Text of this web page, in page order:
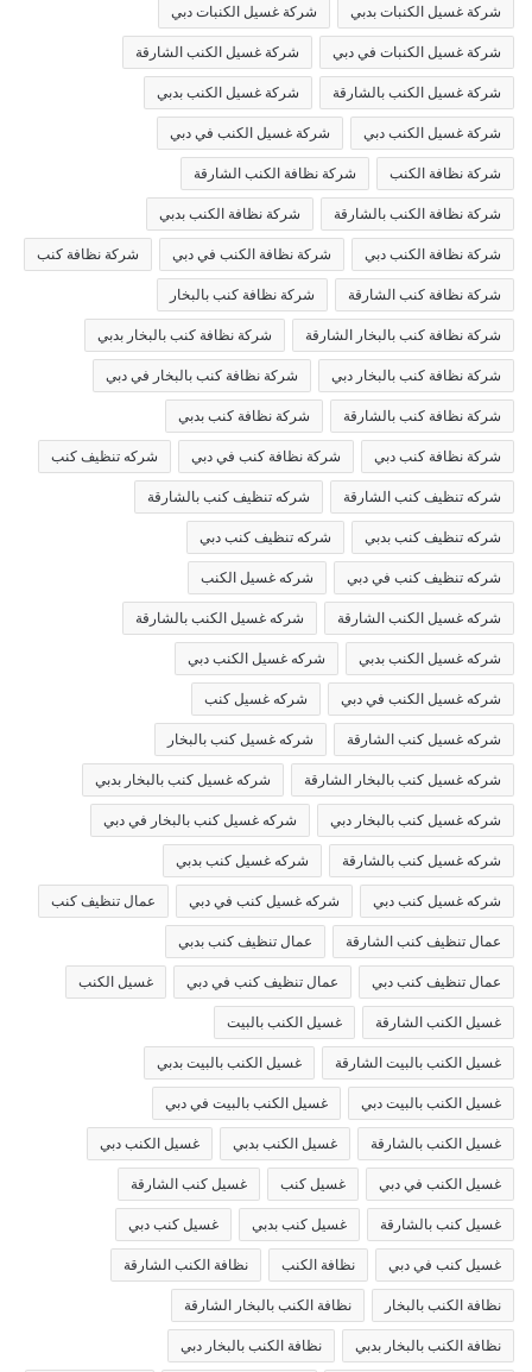
شركة غسيل الكنبات بدبي شركة غسيل الكنبات دبي
شركة غسيل الكنبات في دبي شركة غسيل الكنب الشارقة
شركة غسيل الكنب بالشارقة شركة غسيل الكنب بدبي
شركة غسيل الكنب دبي شركة غسيل الكنب في دبي
شركة نظافة الكنب شركة نظافة الكنب الشارقة
شركة نظافة الكنب بالشارقة شركة نظافة الكنب بدبي
شركة نظافة الكنب دبي شركة نظافة الكنب في دبي شركة نظافة كنب
شركة نظافة كنب الشارقة شركة نظافة كنب بالبخار
شركة نظافة كنب بالبخار الشارقة شركة نظافة كنب بالبخار بدبي
شركة نظافة كنب بالبخار دبي شركة نظافة كنب بالبخار في دبي
شركة نظافة كنب بالشارقة شركة نظافة كنب بدبي
شركة نظافة كنب دبي شركة نظافة كنب في دبي شركه تنظيف كنب
شركه تنظيف كنب الشارقة شركه تنظيف كنب بالشارقة
شركه تنظيف كنب بدبي شركه تنظيف كنب دبي
شركه تنظيف كنب في دبي شركه غسيل الكنب
شركه غسيل الكنب الشارقة شركه غسيل الكنب بالشارقة
شركه غسيل الكنب بدبي شركه غسيل الكنب دبي
شركه غسيل الكنب في دبي شركه غسيل كنب
شركه غسيل كنب الشارقة شركه غسيل كنب بالبخار
شركه غسيل كنب بالبخار الشارقة شركه غسيل كنب بالبخار بدبي
شركه غسيل كنب بالبخار دبي شركه غسيل كنب بالبخار في دبي
شركه غسيل كنب بالشارقة شركه غسيل كنب بدبي
شركه غسيل كنب دبي شركه غسيل كنب في دبي عمال تنظيف كنب
عمال تنظيف كنب الشارقة عمال تنظيف كنب بدبي
عمال تنظيف كنب دبي عمال تنظيف كنب في دبي غسيل الكنب
غسيل الكنب الشارقة غسيل الكنب بالبيت
غسيل الكنب بالبيت الشارقة غسيل الكنب بالبيت بدبي
غسيل الكنب بالبيت دبي غسيل الكنب بالبيت في دبي
غسيل الكنب بالشارقة غسيل الكنب بدبي غسيل الكنب دبي
غسيل الكنب في دبي غسيل كنب غسيل كنب الشارقة
غسيل كنب بالشارقة غسيل كنب بدبي غسيل كنب دبي
غسيل كنب في دبي نظافة الكنب نظافة الكنب الشارقة
نظافة الكنب بالبخار نظافة الكنب بالبخار الشارقة
نظافة الكنب بالبخار بدبي نظافة الكنب بالبخار دبي